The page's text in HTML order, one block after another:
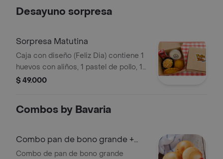
Desayuno sorpresa
Sorpresa Matutina
Caja con diseño (Feliz Dia) contiene 1
huevos con aliños, 1 pastel de pollo, 1
empanada de arroz, 1 arroz con leche
$ 49.000
Combos by Bavaria
Combo pan de bono grande +
ponymalta 350
Combo de pan de bono grande